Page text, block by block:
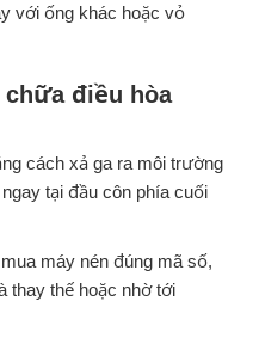
với ống khác hoặc vỏ
điều hòa
cách xả ga ra môi trường
tại đầu côn phía cuối
máy nén đúng mã số,
thay thế hoặc nhờ tới